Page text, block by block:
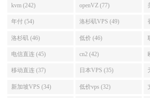
kvm (242) openVZ (77)
年付 (54) 洛杉矶VPS (49)
洛杉矶 (46) 低价 (46)
电信直连 (45) cn2 (42)
移动直连 (37) 日本VPS (35)
新加坡VPS (34) 低价vps (32)